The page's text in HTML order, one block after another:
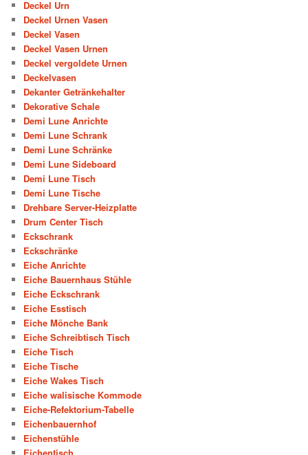
Deckel Urn
Deckel Urnen Vasen
Deckel Vasen
Deckel Vasen Urnen
Deckel vergoldete Urnen
Deckelvasen
Dekanter Getränkehalter
Dekorative Schale
Demi Lune Anrichte
Demi Lune Schrank
Demi Lune Schränke
Demi Lune Sideboard
Demi Lune Tisch
Demi Lune Tische
Drehbare Server-Heizplatte
Drum Center Tisch
Eckschrank
Eckschränke
Eiche Anrichte
Eiche Bauernhaus Stühle
Eiche Eckschrank
Eiche Esstisch
Eiche Mönche Bank
Eiche Schreibtisch Tisch
Eiche Tisch
Eiche Tische
Eiche Wakes Tisch
Eiche walisische Kommode
Eiche-Refektorium-Tabelle
Eichenbauernhof
Eichenstühle